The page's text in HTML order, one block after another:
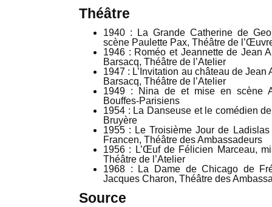
Théâtre
1940 : La Grande Catherine de
scène Paulette Pax, Théâtre de
1946 : Roméo et Jeannette de Jean
Barsacq, Théâtre de l’Atelier
1947 : L’Invitation au château de
Barsacq, Théâtre de l’Atelier
1949 : Nina de et mise en scène
Bouffes-Parisiens
1954 : La Danseuse et le comédien
Bruyère
1955 : Le Troisième Jour de
Francen, Théâtre des Ambassadeurs
1956 : L’Œuf de Félicien Marceau,
Théâtre de l’Atelier
1968 : La Dame de Chicago de
Jacques Charon, Théâtre des
Source